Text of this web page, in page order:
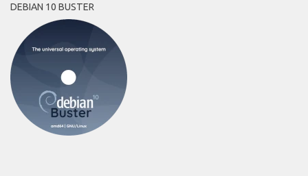
DEBIAN 10 BUSTER